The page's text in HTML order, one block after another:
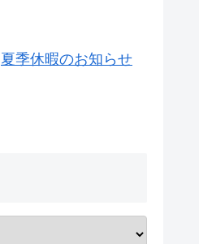
夏季休暇のお知らせ